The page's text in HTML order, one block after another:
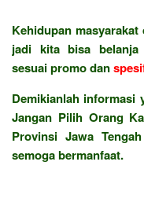
Kehidupan
jadi kita bisa belanja
sesuai promo dan
Demikianlah informasi
Jangan Pilih Orang
Provinsi Jawa
semoga bermanfaat.